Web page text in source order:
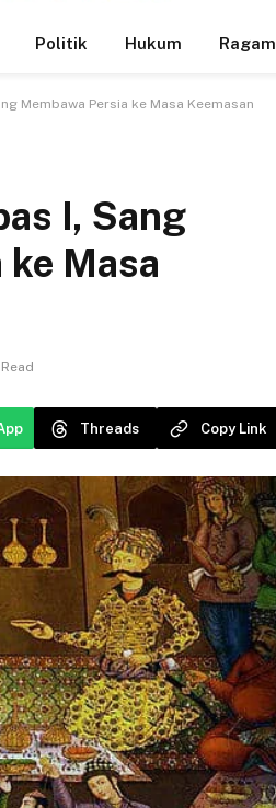
Politik Hukum Ragam
Membawa Persia ke Masa Keemasan
I, Sang
Masa
Threads Copy Link